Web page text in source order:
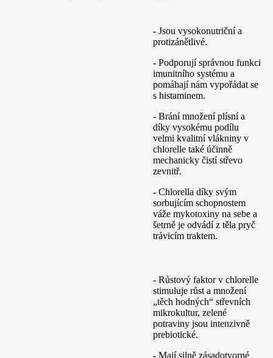
- Jsou vysokonutriční a
protizánětlivé.
- Podporují správnou funkci
imunitního systému a
pomáhají nám vypořádat se
s histaminem.
- Brání množení plísní a
díky vysokému podílu
velmi kvalitní vlákniny v
chlorelle také účinně
mechanicky čistí střevo
zevnitř.
- Chlorella díky svým
sorbujícím schopnostem
váže mykotoxiny na sebe a
šetrně je odvádí z těla pryč
trávicím traktem.
- Růstový faktor v chlorelle
stimuluje růst a množení
„těch hodných“ střevních
mikrokultur, zelené
potraviny jsou intenzivně
prebiotické.
- Mají silně zásadotvorné